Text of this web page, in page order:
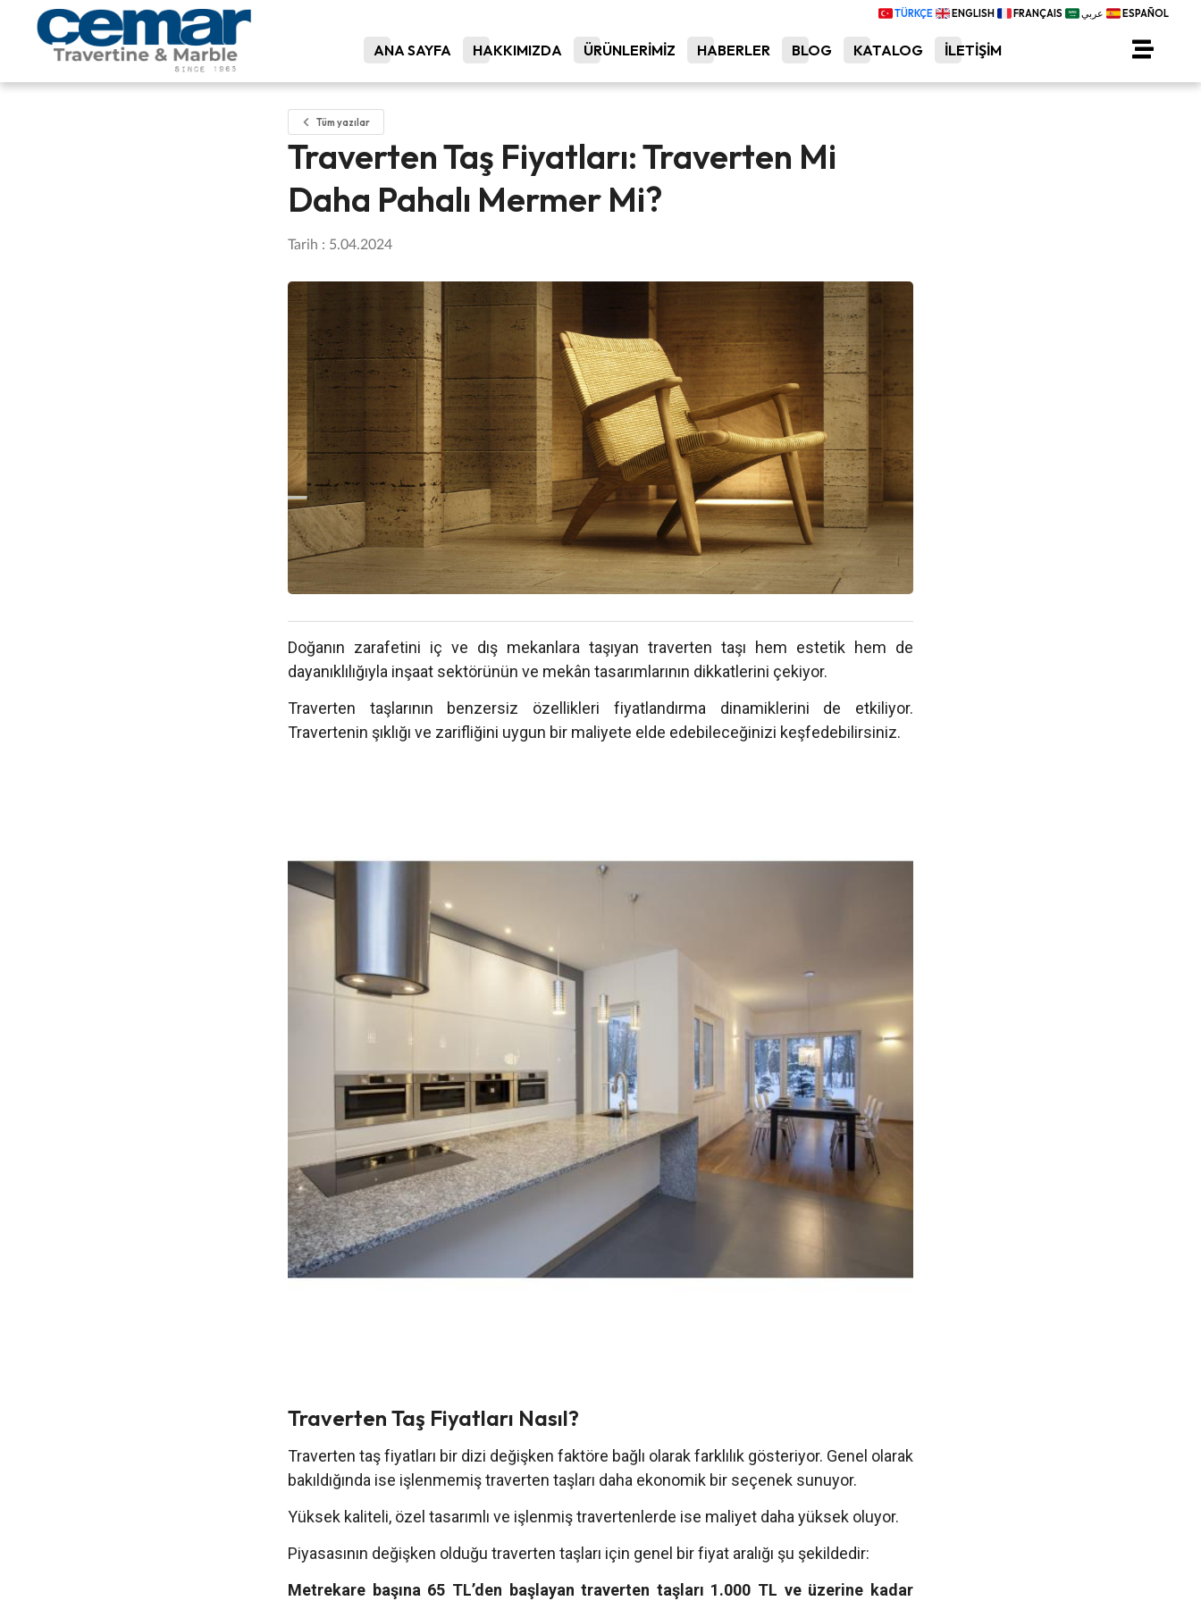
ANA SAYFA HAKKIMIZDA ÜRÜNLERİMİZ HABERLER BLOG KATALOG İLETİŞİM
TÜRKÇE ENGLISH FRANÇAIS عربي ESPAÑOL
Tüm yazılar
Traverten Taş Fiyatları: Traverten Mi
Daha Pahalı Mermer Mi?
Tarih : 5.04.2024
Doğanın zarafetini iç ve dış mekanlara taşıyan traverten taşı hem estetik hem de
dayanıklılığıyla inşaat sektörünün ve mekân tasarımlarının dikkatlerini çekiyor.
Traverten taşlarının benzersiz özellikleri fiyatlandırma dinamiklerini de etkiliyor.
Travertenin şıklığı ve zarifliğini uygun bir maliyete elde edebileceğinizi keşfedebilirsiniz.
Traverten Taş Fiyatları Nasıl?
Traverten taş fiyatları bir dizi değişken faktöre bağlı olarak farklılık gösteriyor. Genel olarak
bakıldığında ise işlenmemiş traverten taşları daha ekonomik bir seçenek sunuyor.
Yüksek kaliteli, özel tasarımlı ve işlenmiş travertenlerde ise maliyet daha yüksek oluyor.
Piyasasının değişken olduğu traverten taşları için genel bir fiyat aralığı şu şekildedir:
Metrekare başına 65 TL’den başlayan traverten taşları 1.000 TL ve üzerine kadar